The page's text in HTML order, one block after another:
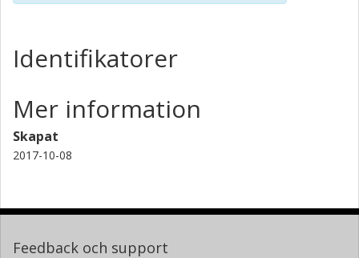
Identifikatorer
Mer information
Skapat
2017-10-08
Feedback och support